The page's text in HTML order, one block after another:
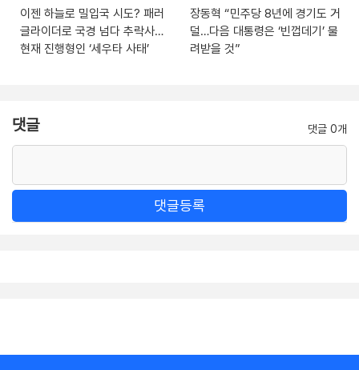
이젠 하늘로 밀입국 시도? 패러
글라이더로 국경 넘다 추락사…
현재 진행형인 ‘세우타 사태’
장동혁 “민주당 8년에 경기도 거
덜…다음 대통령은 ‘빈껍데기’ 물
려받을 것”
댓글 댓글 0개
댓글등록